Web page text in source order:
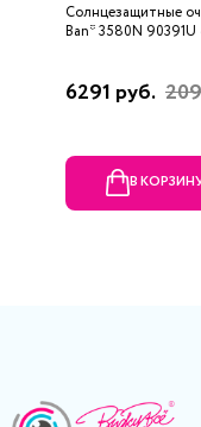
Солнцезащитные
Ban* 3580N 90391U
6291 руб.
В